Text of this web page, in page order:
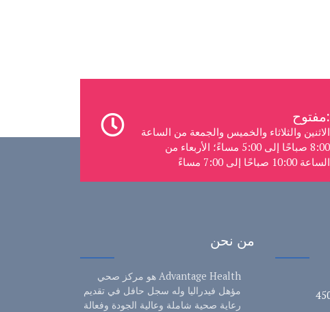
مفتوح:
الاثنين والثلاثاء والخميس والجمعة من الساعة
8:00 صباحًا إلى 5:00 مساءً؛ الأربعاء من
الساعة 10:00 صباحًا إلى 7:00 مساءً
من نحن
Advantage Health هو مركز صحي
مؤهل فيدراليا وله سجل حافل في تقديم
رعاية صحية شاملة وعالية الجودة وفعالة